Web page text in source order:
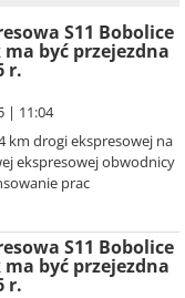
S11 Bobolice
ma być przejezdna
r.
| 11:04
km drogi ekspresowej na
ekspresowej obwodnicy
prac
S11 Bobolice
ma być przejezdna
r.